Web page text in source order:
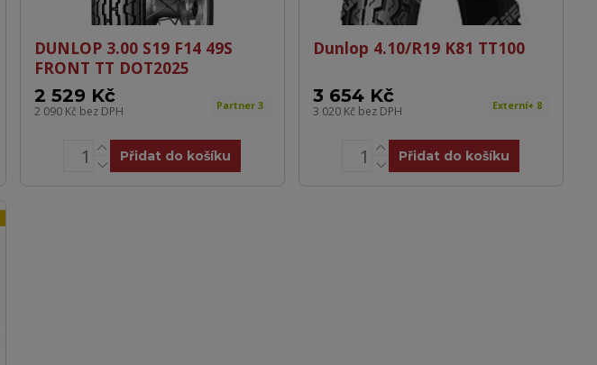
DUNLOP 3.00 S19 F14 49S
FRONT TT DOT2025
2 529 Kč
2 090 Kč bez DPH Partner 3
Přidat do košíku
Dunlop 4.10/R19 K81 TT100
3 654 Kč
3 020 Kč bez DPH Externí+ 8
Přidat do košíku